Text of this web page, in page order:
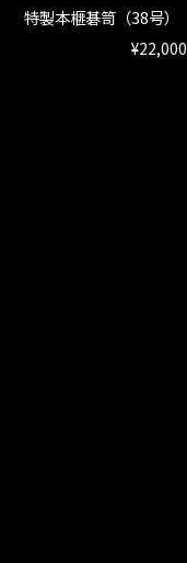
特製本榧碁笥（38号）
¥22,000